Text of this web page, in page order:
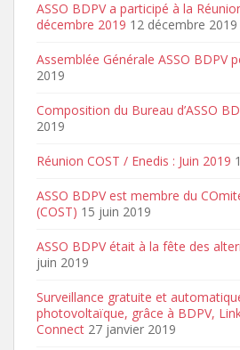
ASSO BDPV a participé à la
décembre 2019 12 décembre 2019
Assemblée Générale ASSO BDPV
2019
Composition du Bureau d’ASSO
2019
Réunion COST / Enedis : Juin 2019
ASSO BDPV est membre du
(COST) 15 juin 2019
ASSO BDPV était à la fête des
juin 2019
Surveillance gratuite et
photovoltaïque, grâce à BDPV,
Connect 27 janvier 2019